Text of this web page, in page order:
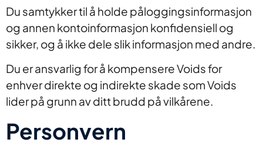
Du samtykker til å holde påloggingsinformasjon
og annen kontoinformasjon konfidensiell og
sikker, og å ikke dele slik informasjon med andre.
Du er ansvarlig for å kompensere Voids for
enhver direkte og indirekte skade som Voids
lider på grunn av ditt brudd på vilkårene.
Personvern